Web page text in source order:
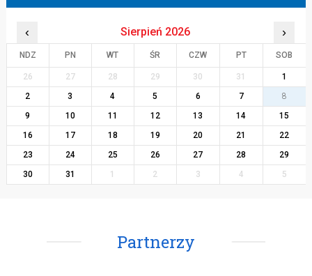
‹ Sierpień 2026 ›
NDZ PN WT ŚR CZW PT SOB
26 27 28 29 30 31
1
2
3 4 5 6 7
8
9
10 11 12 13 14
15
16
17 18 19 20 21
22
23
24 25 26 27 28
29
30
31 1 2 3 4 5
Partnerzy